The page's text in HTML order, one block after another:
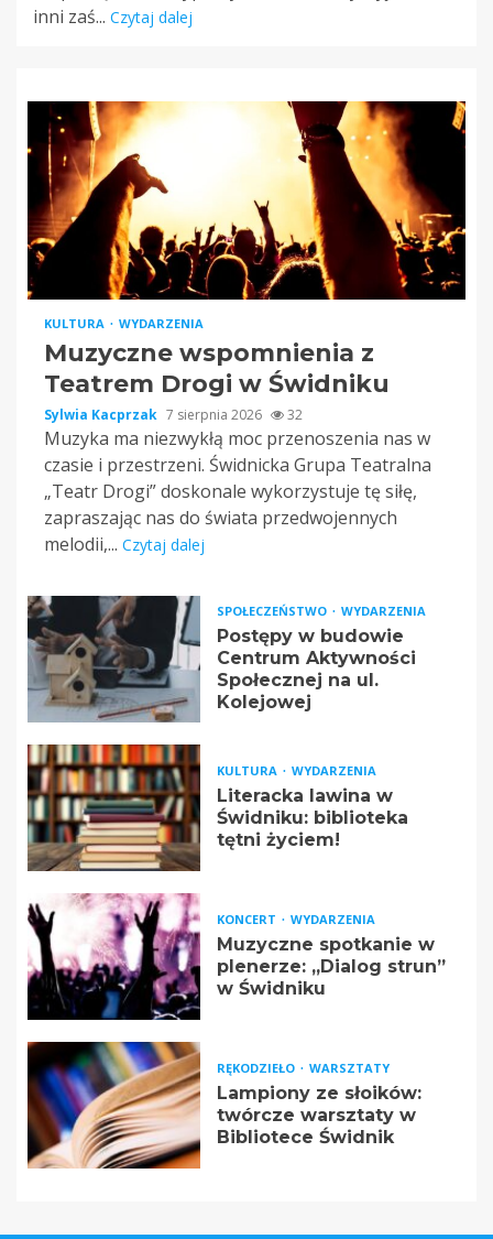
inni zaś... Czytaj dalej
KULTURA WYDARZENIA
Muzyczne wspomnienia z
Teatrem Drogi w Świdniku
Sylwia Kacprzak 7 sierpnia 2026 32
Muzyka ma niezwykłą moc przenoszenia nas w
czasie i przestrzeni. Świdnicka Grupa Teatralna
„Teatr Drogi” doskonale wykorzystuje tę siłę,
zapraszając nas do świata przedwojennych
melodii,... Czytaj dalej
SPOŁECZEŃSTWO WYDARZENIA
Postępy w budowie
Centrum Aktywności
Społecznej na ul.
Kolejowej
KULTURA WYDARZENIA
Literacka lawina w
Świdniku: biblioteka
tętni życiem!
KONCERT WYDARZENIA
Muzyczne spotkanie w
plenerze: „Dialog strun”
w Świdniku
RĘKODZIEŁO WARSZTATY
Lampiony ze słoików:
twórcze warsztaty w
Bibliotece Świdnik